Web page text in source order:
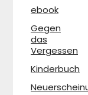
ebook
Gegen
das
Vergessen
Kinderbuch